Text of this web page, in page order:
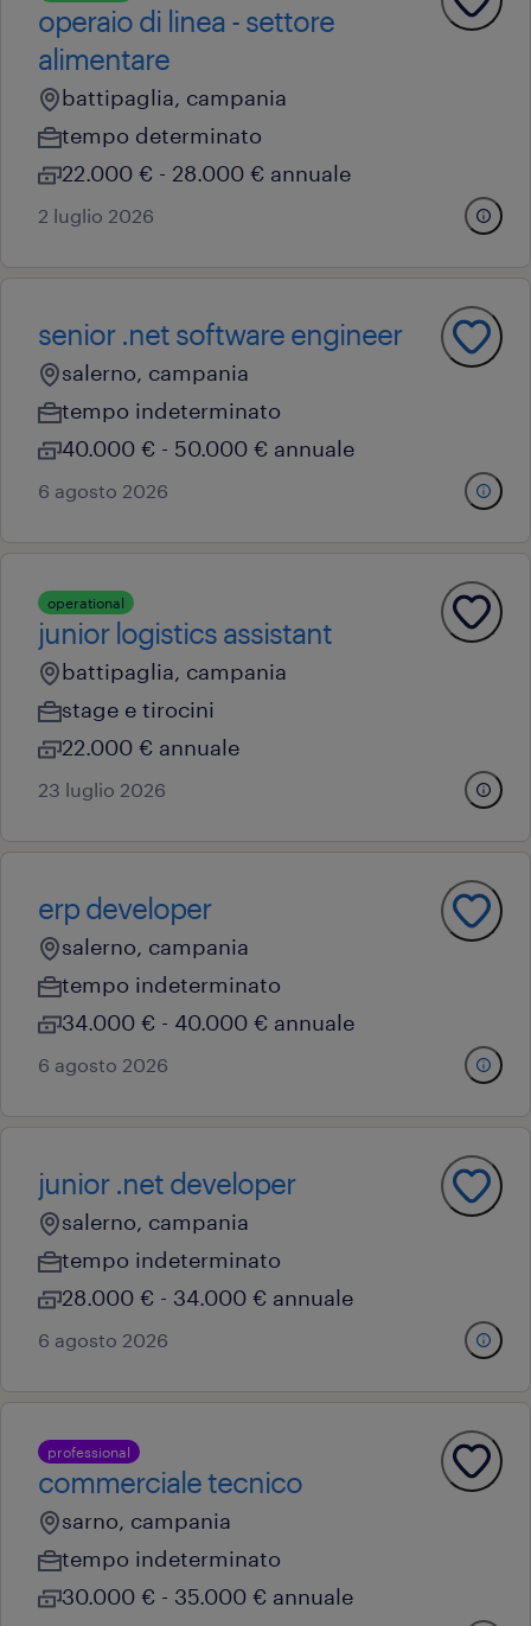
operaio di linea - settore
alimentare
battipaglia, campania
tempo determinato
22.000 € - 28.000 € annuale
2 luglio 2026
senior .net software engineer
salerno, campania
tempo indeterminato
40.000 € - 50.000 € annuale
6 agosto 2026
operational
junior logistics assistant
battipaglia, campania
stage e tirocini
22.000 € annuale
23 luglio 2026
erp developer
salerno, campania
tempo indeterminato
34.000 € - 40.000 € annuale
6 agosto 2026
junior .net developer
salerno, campania
tempo indeterminato
28.000 € - 34.000 € annuale
6 agosto 2026
professional
commerciale tecnico
sarno, campania
tempo indeterminato
30.000 € - 35.000 € annuale